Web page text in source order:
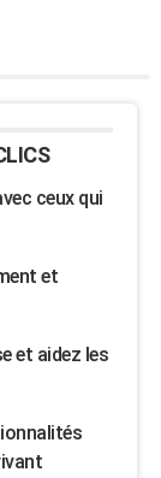
ceux qui
et
et aidez les